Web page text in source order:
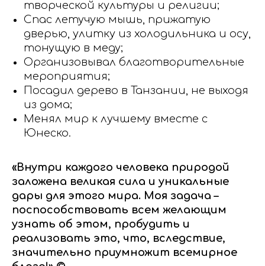
творческой культуры и религии;
Спас летучую мышь, прижатую
дверью, улитку из холодильника и осу,
тонущую в меду;
Организовывал благотворительные
мероприятия;
Посадил дерево в Танзании, не выходя
из дома;
Менял мир к лучшему вместе с
Юнеско.
«Внутри каждого человека природой
заложена великая сила и уникальные
дары для этого мира. Моя задача –
поспособствовать всем желающим
узнать об этом, пробудить и
реализовать это, что, вследствие,
значительно приумножит всемирное